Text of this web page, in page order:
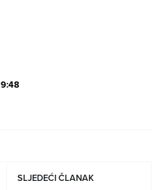
9:48
SLJEDEĆI ČLANAK